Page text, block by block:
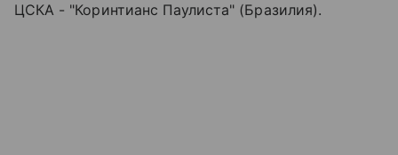
ЦСКА - "Коринтианс Паулиста" (Бразилия).